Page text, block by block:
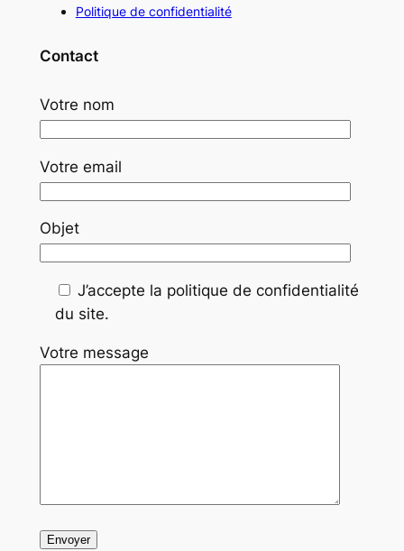
Politique de confidentialité
Contact
Votre nom
Votre email
Objet
J’accepte la politique de confidentialité
du site.
Votre message